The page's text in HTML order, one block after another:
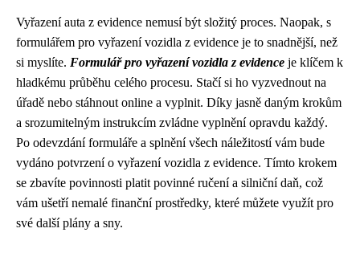
Vyřazení auta z evidence nemusí být složitý proces. Naopak, s
formulářem pro vyřazení vozidla z evidence je to snadnější, než
si myslíte. Formulář pro vyřazení vozidla z evidence je klíčem k
hladkému průběhu celého procesu. Stačí si ho vyzvednout na
úřadě nebo stáhnout online a vyplnit. Díky jasně daným krokům
a srozumitelným instrukcím zvládne vyplnění opravdu každý.
Po odevzdání formuláře a splnění všech náležitostí vám bude
vydáno potvrzení o vyřazení vozidla z evidence. Tímto krokem
se zbavíte povinnosti platit povinné ručení a silniční daň, což
vám ušetří nemalé finanční prostředky, které můžete využít pro
své další plány a sny.